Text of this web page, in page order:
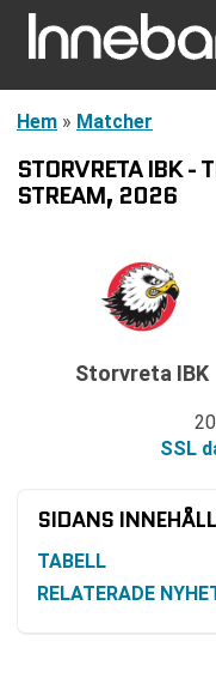
Hem » Matcher
STORVRETA IBK -
STREAM, 2026
Storvreta IBK
SSL
SIDANS
TABELL
RELATERADE